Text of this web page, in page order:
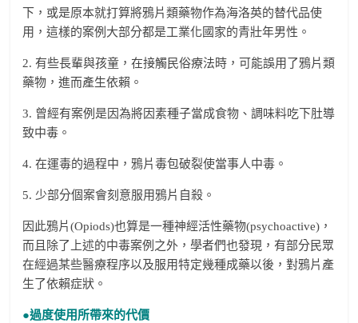
下，或是原本就打算將鴉片類藥物作為海洛英的替代品使
用，這樣的案例大部分都是工業化國家的青壯年男性。
2. 有些長輩與孩童，在接觸民俗療法時，可能誤用了鴉片類
藥物，進而產生依賴。
3. 曾經有案例是因為將因素種子當成食物、調味料吃下肚導
致中毒。
4. 在運毒的過程中，鴉片毒包破裂使當事人中毒。
5. 少部分個案會刻意服用鴉片自殺。
因此鴉片(Opiods)也算是一種神經活性藥物(psychoactive)，
而且除了上述的中毒案例之外，學者們也發現，有部分民眾
在經過某些醫療程序以及服用特定幾種成藥以後，對鴉片產
生了依賴症狀。
●過度使用所帶來的代價